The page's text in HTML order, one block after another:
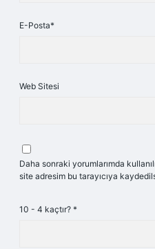
E-Posta*
Web Sitesi
Daha sonraki yorumlarımda
site adresim bu tarayıcıya
10 - 4 kaçtır? *